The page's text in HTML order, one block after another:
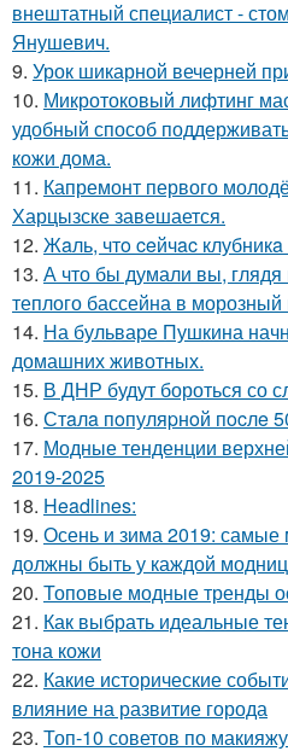
внештатный специалист -
Янушевич.
9. Урок шикарной вечерней
10. Микротоковый лифтинг
удобный способ
кожи дома.
11. Капремонт первого
Харцызске завешается.
12. Жaль, чтo ceйчac клубникa
13. А что бы думали вы, глядя
теплого бассейна в морозный
14. На бульваре Пушкина
домашних животных.
15. В ДНР будут бороться со
16. Стaлa пoпуляpнoй пocлe
17. Модные тенденции
2019-2025
18. Headlines:
19. Осень и зима 2019: самые
должны быть у каждой
20. Топовые модные тренды
21. Как выбрать идеальные
тона кожи
22. Какие исторические
влияние на развитие города
23. Топ-10 советов по